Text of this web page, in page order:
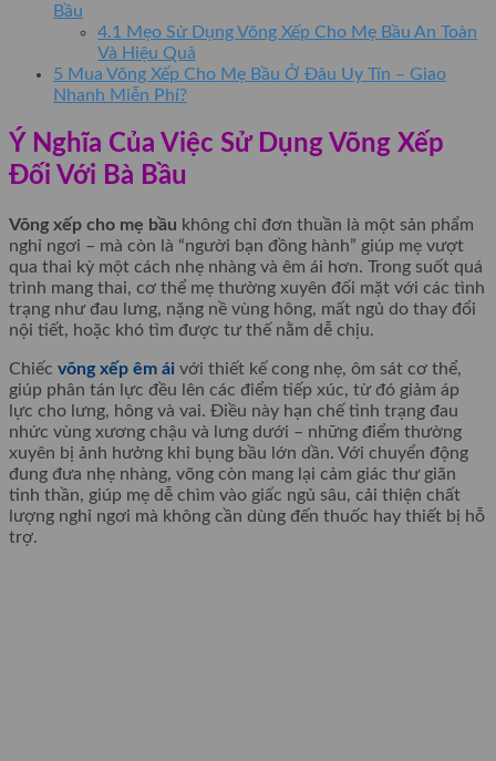
Bầu
4.1
Mẹo Sử Dụng Võng Xếp Cho Mẹ Bầu An Toàn
Và Hiệu Quả
5 Mua Võng Xếp Cho Mẹ Bầu Ở Đâu Uy Tín – Giao
Nhanh Miễn Phí?
Ý Nghĩa Của Việc Sử Dụng Võng Xếp
Đối Với Bà Bầu
Võng xếp cho mẹ bầu không chỉ đơn thuần là một sản phẩm
nghỉ ngơi – mà còn là “người bạn đồng hành” giúp mẹ vượt
qua thai kỳ một cách nhẹ nhàng và êm ái hơn. Trong suốt quá
trình mang thai, cơ thể mẹ thường xuyên đối mặt với các tình
trạng như đau lưng, nặng nề vùng hông, mất ngủ do thay đổi
nội tiết, hoặc khó tìm được tư thế nằm dễ chịu.
Chiếc võng xếp êm ái với thiết kế cong nhẹ, ôm sát cơ thể,
giúp phân tán lực đều lên các điểm tiếp xúc, từ đó giảm áp
lực cho lưng, hông và vai. Điều này hạn chế tình trạng đau
nhức vùng xương chậu và lưng dưới – những điểm thường
xuyên bị ảnh hưởng khi bụng bầu lớn dần. Với chuyển động
đung đưa nhẹ nhàng, võng còn mang lại cảm giác thư giãn
tinh thần, giúp mẹ dễ chìm vào giấc ngủ sâu, cải thiện chất
lượng nghỉ ngơi mà không cần dùng đến thuốc hay thiết bị hỗ
trợ.